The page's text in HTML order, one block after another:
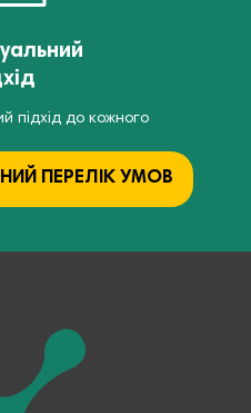
підхід до кожного
ПЕРЕЛІК УМОВ